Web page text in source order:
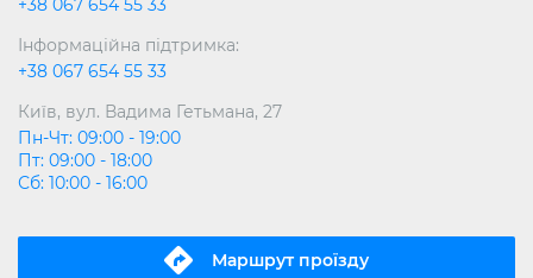
+38 067 654 55 33
Інформаційна підтримка:
+38 067 654 55 33
Київ, вул. Вадима Гетьмана, 27
Пн-Чт: 09:00 - 19:00
Пт: 09:00 - 18:00
Сб: 10:00 - 16:00
Маршрут проїзду